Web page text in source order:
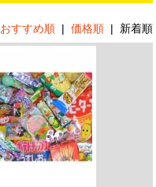
おすすめ順| 価格順| 新着順